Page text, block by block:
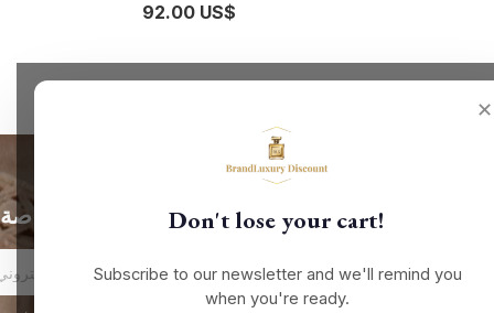
92.00 US$
✕
Don't lose your cart!
Subscribe to our newsletter and we'll remind you
when you're ready.
الحصول على أحدث الأخبار والعروض الخاصة